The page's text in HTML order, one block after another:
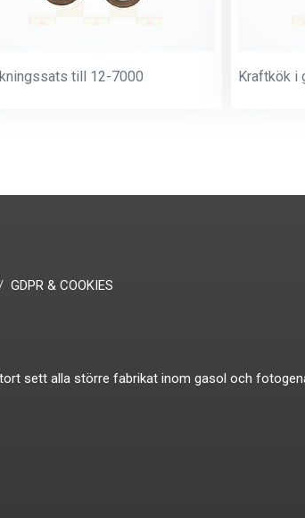
till 12-7000 Kraftkök i
GDPR & COOKIES
sett alla större fabrikat inom gasol och